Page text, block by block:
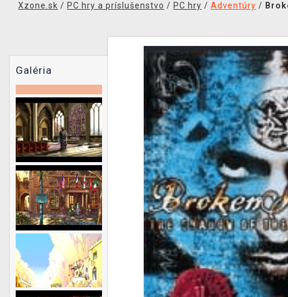
Xzone.sk / PC hry a príslušenstvo / PC hry / Adventúry /
Galéria